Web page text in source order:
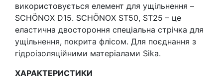
використовується елемент для ущільнення –
SCHÖNOX D15. SCHÖNOX ST50, ST25 – це
еластична двостороння спеціальна стрічка для
ущільнення, покрита флісом. Для поєднання з
гідроізоляційними матеріалами Sika.
ХАРАКТЕРИСТИКИ